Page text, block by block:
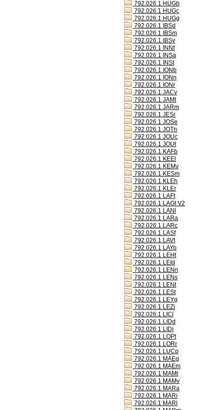
792.026.1 HUGb
792.026.1 HUGc
792.026.1 HUGg
792.026.1 IBSd
792.026.1 IBSm
792.026.1 IBSv
792.026.1 INNt
792.026.1 INSa
792.026.1 INSt
792.026.1 IONb
792.026.1 IONn
792.026.1 IONr
792.026.1 JACv
792.026.1 JAMt
792.026.1 JARm
792.026.1 JESr
792.026.1 JOSe
792.026.1 JOTn
792.026.1 JOUc
792.026.1 JOUt
792.026.1 KAFb
792.026.1 KEEl
792.026.1 KEMv
792.026.1 KESm
792.026.1 KLEh
792.026.1 KLEr
792.026.1 LAFt
792.026.1 LAGt V2
792.026.1 LANl
792.026.1 LARa
792.026.1 LARc
792.026.1 LASf
792.026.1 LAVt
792.026.1 LAYp
792.026.1 LEHt
792.026.1 LEId
792.026.1 LENn
792.026.1 LENs
792.026.1 LENt
792.026.1 LESt
792.026.1 LEYg
792.026.1 LEZi
792.026.1 LICl
792.026.1 LIDd
792.026.1 LIDi
792.026.1 LOPt
792.026.1 LORr
792.026.1 LUCp
792.026.1 MAEg
792.026.1 MAEm
792.026.1 MAMt
792.026.1 MAMv
792.026.1 MARa
792.026.1 MARi
792.026.1 MARl